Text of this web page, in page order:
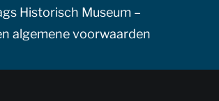
Historisch Museum –
algemene voorwaarden